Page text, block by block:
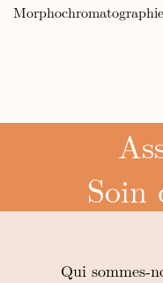
Morphochromatographie
Soin
Qui sommes-